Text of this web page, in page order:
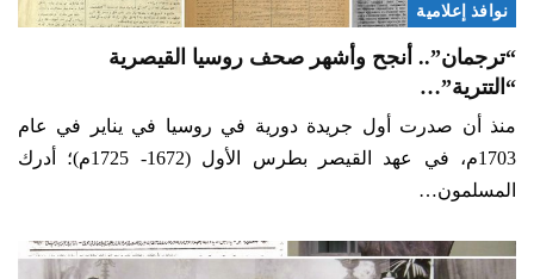
نوافذ إعلامية
“ترجمان”.. أنجح وأشهر صحف روسيا القيصرية
“التترية”…
منذ أن صدرت أول جريدة دورية في روسيا في يناير في عام
1703م، في عهد القيصر بطرس الأول (1672- 1725م)؛ أدرك
المسلمون…